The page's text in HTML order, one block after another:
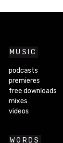
MUSIC
podcasts
premieres
free downloads
mixes
videos
WORDS